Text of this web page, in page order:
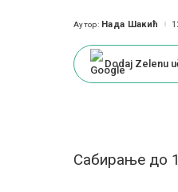
Posted
Аутор: Нада Шакић
Dodaj Zelenu
Сабирање до